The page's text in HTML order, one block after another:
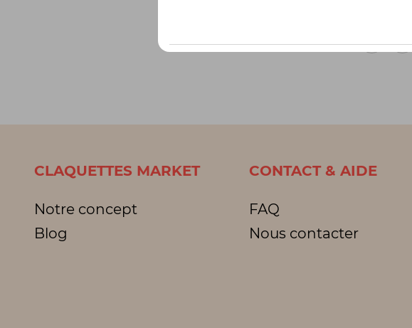
1 2
CLAQUETTES MARKET
Notre concept
Blog
CONTACT & AIDE
FAQ
Nous contacter